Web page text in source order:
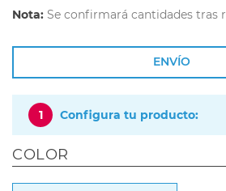
Nota: Se confirmará cantidades tras
ENVÍO
1 Configura tu producto:
COLOR